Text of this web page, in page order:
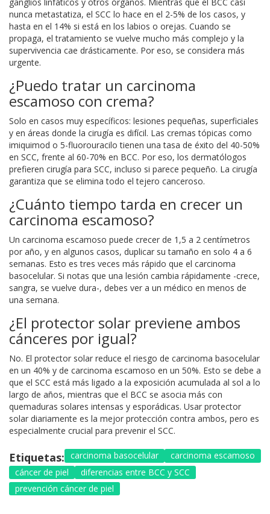
ganglios linfáticos y otros órganos. Mientras que el BCC casi
nunca metastatiza, el SCC lo hace en el 2-5% de los casos, y
hasta en el 14% si está en los labios o orejas. Cuando se
propaga, el tratamiento se vuelve mucho más complejo y la
supervivencia cae drásticamente. Por eso, se considera más
urgente.
¿Puedo tratar un carcinoma
escamoso con crema?
Solo en casos muy específicos: lesiones pequeñas, superficiales
y en áreas donde la cirugía es difícil. Las cremas tópicas como
imiquimod o 5-fluorouracilo tienen una tasa de éxito del 40-50%
en SCC, frente al 60-70% en BCC. Por eso, los dermatólogos
prefieren cirugía para SCC, incluso si parece pequeño. La cirugía
garantiza que se elimina todo el tejero canceroso.
¿Cuánto tiempo tarda en crecer un
carcinoma escamoso?
Un carcinoma escamoso puede crecer de 1,5 a 2 centímetros
por año, y en algunos casos, duplicar su tamaño en solo 4 a 6
semanas. Esto es tres veces más rápido que el carcinoma
basocelular. Si notas que una lesión cambia rápidamente -crece,
sangra, se vuelve dura-, debes ver a un médico en menos de
una semana.
¿El protector solar previene ambos
cánceres por igual?
No. El protector solar reduce el riesgo de carcinoma basocelular
en un 40% y de carcinoma escamoso en un 50%. Esto se debe a
que el SCC está más ligado a la exposición acumulada al sol a lo
largo de años, mientras que el BCC se asocia más con
quemaduras solares intensas y esporádicas. Usar protector
solar diariamente es la mejor protección contra ambos, pero es
especialmente crucial para prevenir el SCC.
Etiquetas: carcinoma basocelular
carcinoma escamoso
cáncer de piel
diferencias entre BCC y SCC
prevención cáncer de piel